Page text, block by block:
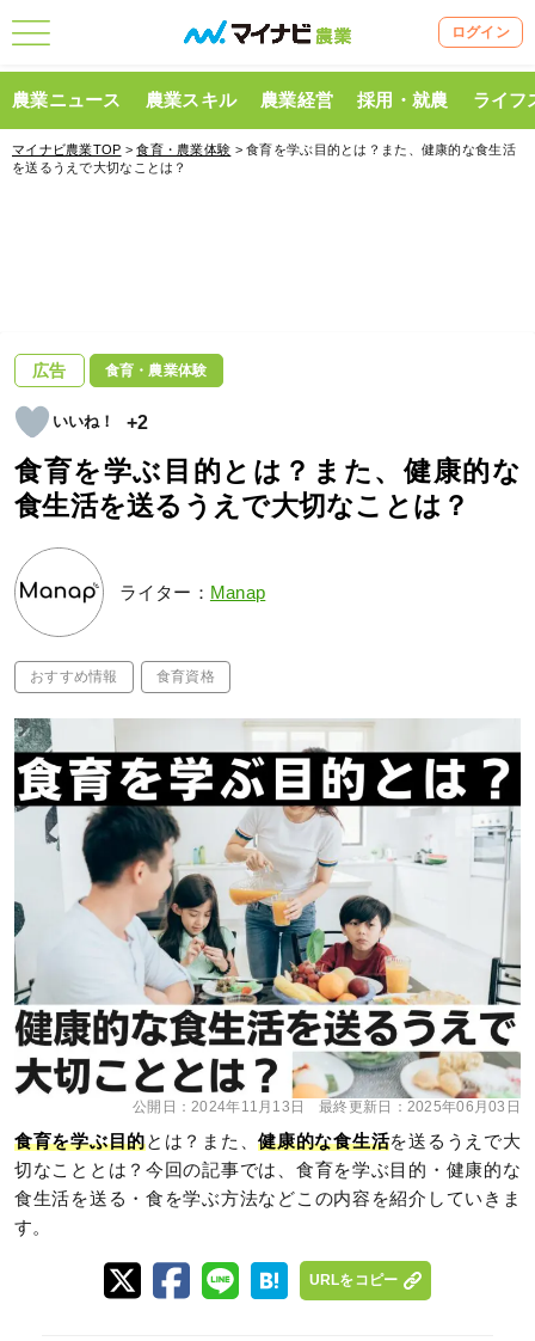
ログイン
農業ニュース 農業スキル 農業経営 採用・就農 ライフ
マイナビ農業TOP >食育・農業体験 > 食育を学ぶ目的とは？また、健康的な食生活
を送るうえで大切なことは？
広告 食育・農業体験
+2
食育を学ぶ目的とは？また、健康的な
食生活を送るうえで大切なことは？
ライター： Manap
おすすめ情報 食育資格
公開日：2024年11月13日 最終更新日： 2025年06月03日
食育を学ぶ目的とは？また、健康的な食生活を送るうえで大
切なこととは？今回の記事では、食育を学ぶ目的・健康的な
食生活を送る・食を学ぶ方法などこの内容を紹介していきま
す。
URLをコピー